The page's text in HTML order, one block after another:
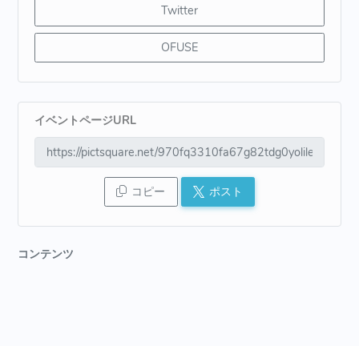
Twitter
OFUSE
イベントページURL
コピー ポスト
コンテンツ